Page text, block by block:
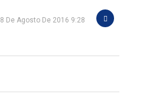
De Agosto De 2016 9:28